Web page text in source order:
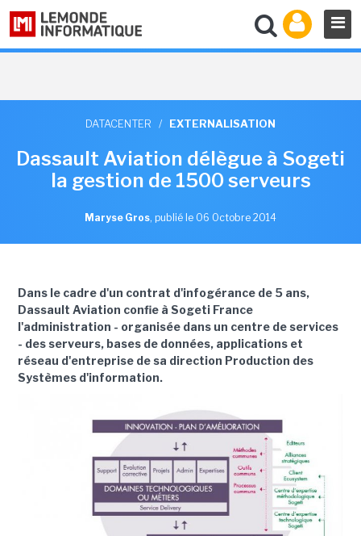
DATACENTER / EXTERNALISATION
Dassault Aviation délègue à Sogeti
la gestion de 1500 serveurs
Maryse Gros, publié le 06 Octobre 2014
Dans le cadre d'un contrat d'infogérance de 5 ans,
Dassault Aviation confie à Sogeti France
l'administration - organisée dans un centre de services
- des serveurs, bases de données, applications et
réseau d'entreprise de sa direction Production des
Systèmes d'information.